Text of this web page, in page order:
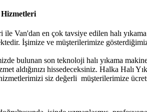
ile Van'dan en çok tavsiye edilen halı
İşimize ve müşterilerimize
bulunan son teknoloji halı yıkama
aldığınızı hissedeceksiniz. Halka Halı
siz değerli müşterilerimize